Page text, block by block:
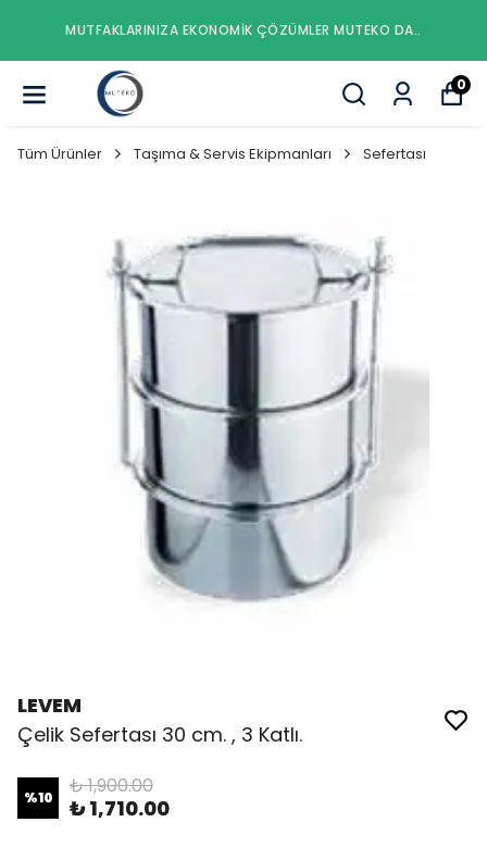
MUTFAKLARINIZA EKONOMIK ÇÖZÜMLER MUTEKO DA..
0
Tüm Ürünler Taşıma & Servis Ekipmanları Sefertası
LEVEM
Çelik Sefertası 30 cm. , 3 Katlı.
%10 ₺ 1,900.00
₺ 1,710.00